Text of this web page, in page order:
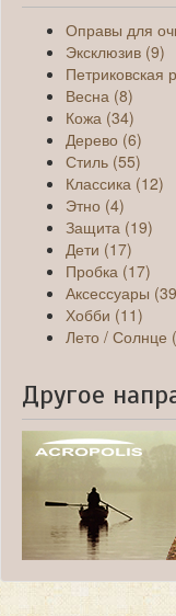
Оправы для
Эксклюзив (9)
Петриковская
Весна (8)
Кожа (34)
Дерево (6)
Стиль (55)
Классика (12)
Этно (4)
Защита (19)
Дети (17)
Пробка (17)
Аксессуары
Хобби (11)
Лето / Солнце
Другое